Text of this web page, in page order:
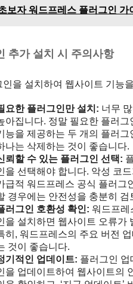
보자 워드프레스 플러그인 가
추가 설치 시 주의사항
인을 설치하여 웹사이트 기능
요한 플러그인만 설치: 너무
아집니다. 정말 필요한 플러
능을 제공하는 두 개의 플러
나는 삭제하는 것이 좋습니다.
뢰할 수 있는 플러그인 선택:
을 선택해야 합니다. 악성 코
급적 워드프레스 공식 플러그
경우에는 안전성을 충분히 검
러그인 호환성 확인: 워드프레
을 설치하면 웹사이트 오류가
히, 워드프레스의 주요 버전
것이 좋습니다.
기적인 업데이트: 플러그인 업
을 업데이트하여 웹사이트의